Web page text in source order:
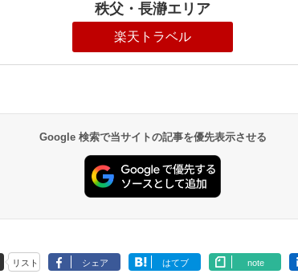
秩父・長瀞エリア
楽天トラベル
Google 検索で当サイトの記事を優先表示させる
リスト シェア はてブ note